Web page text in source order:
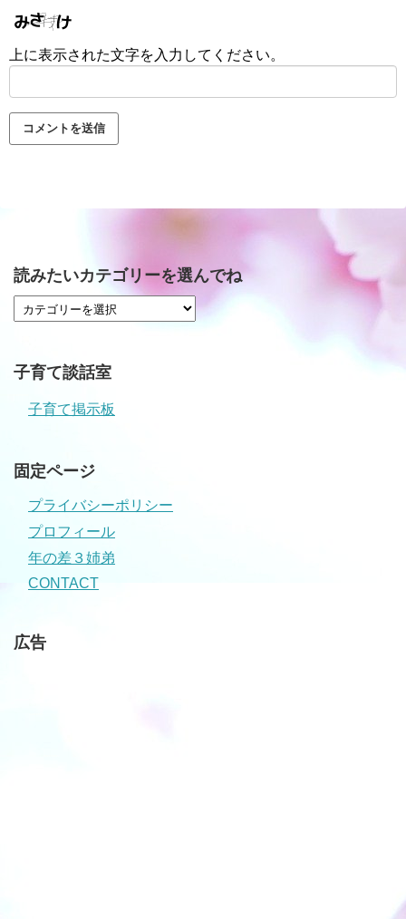
上に表示された文字を入力してください。
読みたいカテゴリーを選んでね
子育て談話室
子育て掲示板
固定ページ
プライバシーポリシー
プロフィール
年の差３姉弟
CONTACT
広告